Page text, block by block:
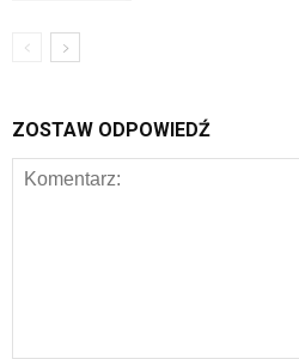
ZOSTAW ODPOWIEDŹ